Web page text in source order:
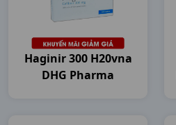
Haginir 300 H20vna
DHG Pharma